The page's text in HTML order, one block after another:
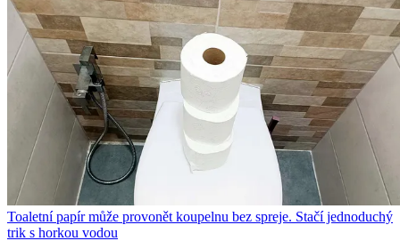
Toaletní papír může provonět koupelnu bez spreje. Stačí jednoduchý
trik s horkou vodou